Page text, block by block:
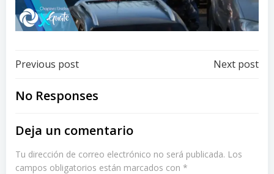
Post
navigation
Previous post Next post
No Responses
Deja un comentario
Tu dirección de correo electrónico no será publicada. Los
campos obligatorios están marcados con *